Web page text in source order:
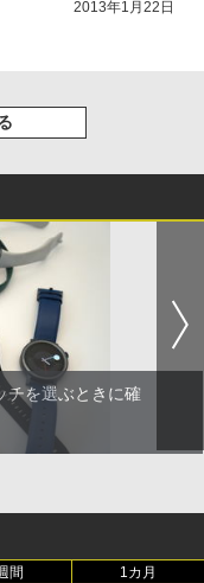
2013年1月22日
チを選ぶときに確
間 1カ月